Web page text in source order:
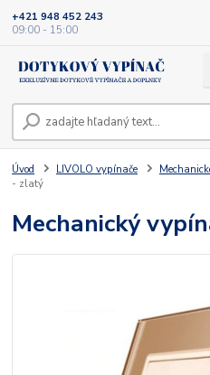
+421 948 452 243
09:00 - 15:00
Úvod LIVOLO vypínače
- zlatý
Mechanický